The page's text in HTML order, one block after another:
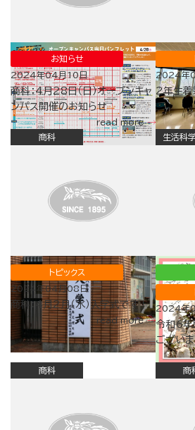
お知らせ
2024年04月10日
商科：4月28日（日）オープンキャ
ンパス開催のお知らせ
read more
2024年
2年生着
商科
トピックス
2024年04月08日
商科：4月2月（水）入学式です！
read more
生活科
2024年
令和6年
ござい
商科
商